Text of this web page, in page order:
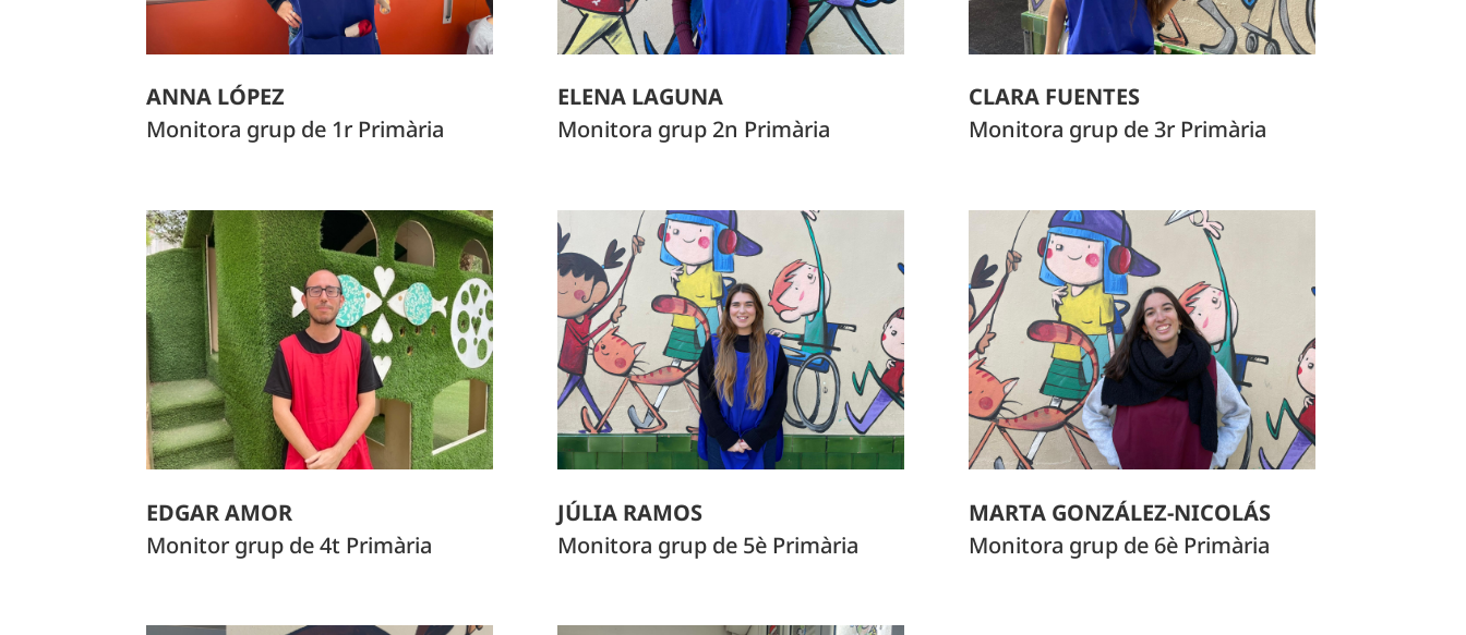
ANNA LÓPEZ
Monitora grup de 1r Primària
ELENA LAGUNA
Monitora grup 2n Primària
CLARA FUENTES
Monitora grup de 3r Primària
EDGAR AMOR
Monitor grup de 4t Primària
JÚLIA RAMOS
Monitora grup de 5è Primària
MARTA GONZÁLEZ-NICOLÁS
Monitora grup de 6è Primària